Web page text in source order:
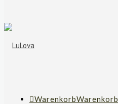
WarenkorbWarenkorb